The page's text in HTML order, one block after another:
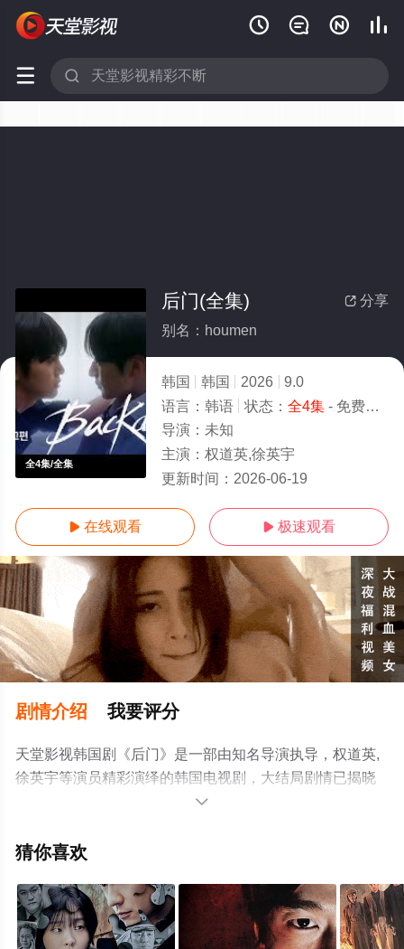
   
 
全4集/全集
 分享
后门(全集)
别名：houmen
韩国 韩国 2026
9.0
语言： 韩语 状态： 全4集- 免费在线观看
导演： 未知
主演： 权道英,徐英宇
更新时间： 2026-06-19
 在线观看  极速观看
剧情介绍 我要评分
天堂影视韩国剧《后门》是一部由知名导演执导，权道英,
徐英宇等演员精彩演绎的韩国电视剧，大结局剧情已揭晓
（全4集），手机免费观看高清未删减完整版电视剧全集就
猫或剧情网等平台了解。

猜你喜欢